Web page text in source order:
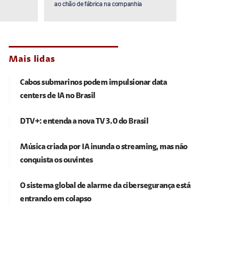
ao chão de fábrica na companhia
Mais lidas
Cabos submarinos podem impulsionar data
centers de IA no Brasil
DTV+: entenda a nova TV 3.0 do Brasil
Música criada por IA inunda o streaming, mas não
conquista os ouvintes
O sistema global de alarme da cibersegurança está
entrando em colapso